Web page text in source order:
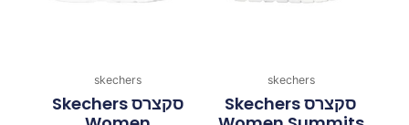
skechers
סקצרס Skechers
skechers
סקצרס Skechers